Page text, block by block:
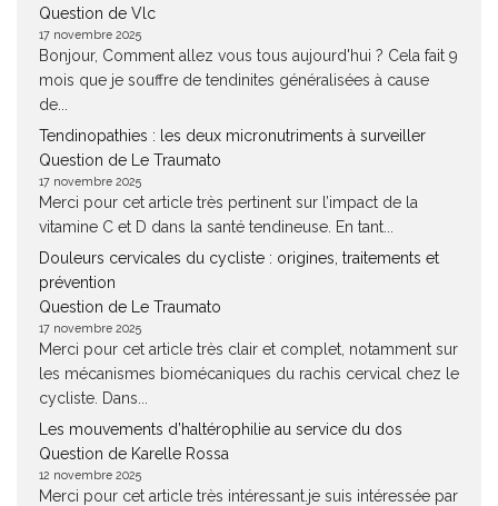
Question de Vlc
17 novembre 2025
Bonjour, Comment allez vous tous aujourd'hui ? Cela fait 9
mois que je souffre de tendinites généralisées à cause
de...
Tendinopathies : les deux micronutriments à surveiller
Question de Le Traumato
17 novembre 2025
Merci pour cet article très pertinent sur l’impact de la
vitamine C et D dans la santé tendineuse. En tant...
Douleurs cervicales du cycliste : origines, traitements et
prévention
Question de Le Traumato
17 novembre 2025
Merci pour cet article très clair et complet, notamment sur
les mécanismes biomécaniques du rachis cervical chez le
cycliste. Dans...
Les mouvements d’haltérophilie au service du dos
Question de Karelle Rossa
12 novembre 2025
Merci pour cet article très intéressant.je suis intéressée par